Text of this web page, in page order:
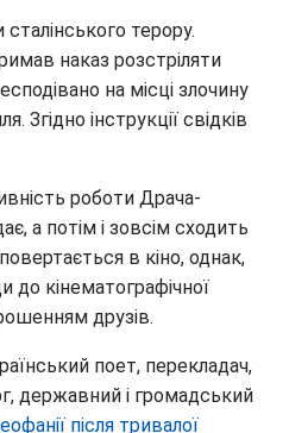
терору.
наказ розстріляти
на місці злочину
Згідно інструкції свідків
роботи Драча-
а потім і зовсім сходить
в кіно, однак,
до кінематографічної
друзів.
поет, перекладач,
державний і громадський
після тривалої